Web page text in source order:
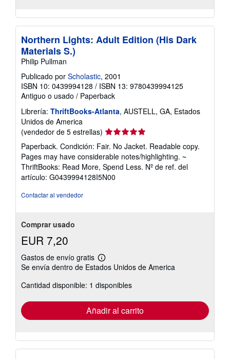
Northern Lights: Adult Edition (His Dark
Materials S.)
Philip Pullman
Publicado por Scholastic, 2001
ISBN 10: 0439994128 / ISBN 13: 9780439994125
Antiguo o usado / Paperback
Librería: ThriftBooks-Atlanta, AUSTELL, GA, Estados
Unidos de America
(vendedor de 5 estrellas) Calificación
del
vendedor:
5
de
5
Paperback. Condición: Fair. No Jacket. Readable copy.
Pages may have considerable notes/highlighting. ~
ThriftBooks: Read More, Spend Less. Nº de ref. del
artículo: G0439994128I5N00
Contactar al vendedor
Comprar usado
EUR 7,20
Gastos de envío gratis
Más
información
las
tarifas
envío
Se envía dentro de Estados Unidos de America
Cantidad disponible: 1 disponibles
Añadir al carrito